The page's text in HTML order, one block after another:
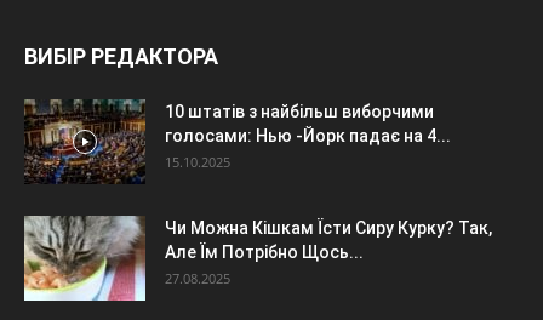
ВИБІР РЕДАКТОРА
10 штатів з найбільш виборчими
голосами: Нью -Йорк падає на 4...
15.10.2025
Чи Можна Кішкам Їсти Сиру Курку? Так,
Але Їм Потрібно Щось...
27.08.2025